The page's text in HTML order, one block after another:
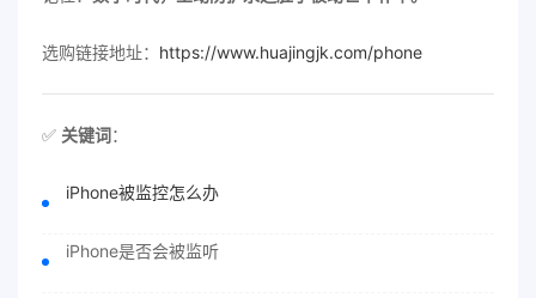
选购链接地址： https://www.huajingjk.com/phone
✅ 关键词：
iPhone被监控怎么办
iPhone是否会被监听